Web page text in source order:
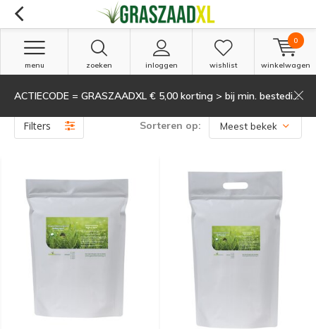
zoeken inloggen
menu wishlist winkelwagen
0
ACTIECODE = GRASZAADXL € 5,00 korting > bij min. besteding van 135,-
Producten getagd met wetting agent(5)
Filters Sorteren op: